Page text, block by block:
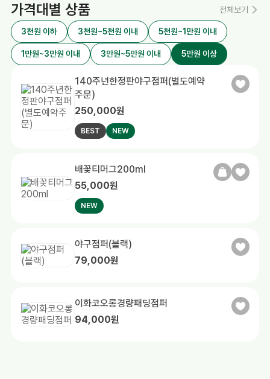
가격대별 상품 전체보기
3천원 이하 3천원~5천원 이내 5천원~1만원 이내
1만원~3만원 이내 3만원~5만원 이내 5만원 이상
140주년한정판야구점퍼(별도예약
주문)
250,000원
BEST NEW
배꽃티머그200ml
55,000원
NEW
야구점퍼(블랙)
79,000원
이화코오롱경량패딩점퍼
94,000원